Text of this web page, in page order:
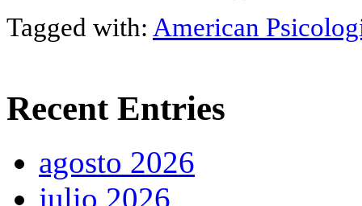
Tagged with: American
Recent Entries
agosto 2026
julio 2026